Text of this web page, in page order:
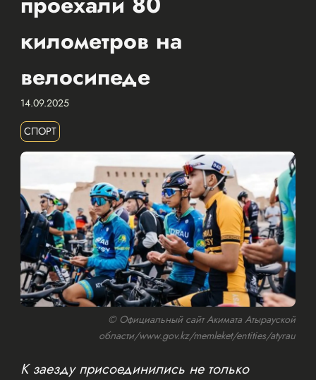
километров на
велосипеде
14.09.2025
СПОРТ
© Официальный сайт Акимата Атырауской
области/www.gov.kz/memleket/entities/atyrau
К заезду присоединились не только